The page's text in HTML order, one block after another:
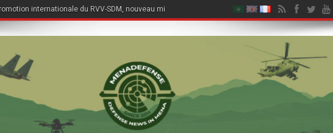
internationale du RVV-SDM, nouveau missile air-air du Su-57E